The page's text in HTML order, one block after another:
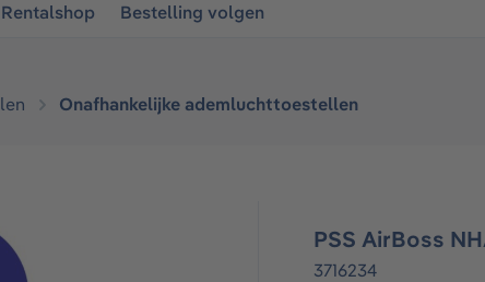
Rentalshop Bestelling volgen
Onafhankelijke ademluchttoestellen​
PSS AirBoss
3716234